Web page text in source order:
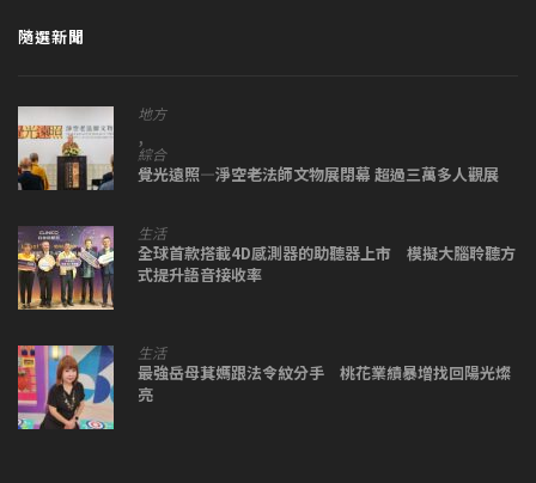
隨選新聞
地方
,
綜合
覺光遠照—淨空老法師文物展閉幕 超過三萬多人觀展
生活
全球首款搭載4D感測器的助聽器上市 模擬大腦聆聽方
式提升語音接收率
生活
最強岳母萁媽跟法令紋分手 桃花業績暴增找回陽光燦
亮